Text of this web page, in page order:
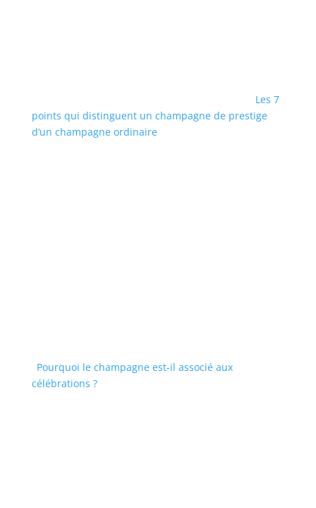
Les 7
points qui distinguent un champagne de prestige
d’un champagne ordinaire
Pourquoi le champagne est-il associé aux
célébrations ?